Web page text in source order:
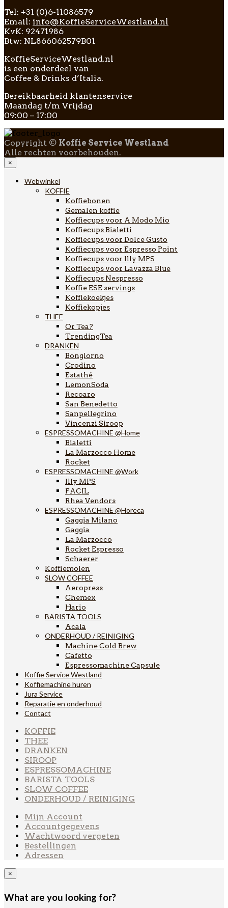
Tel: +31 (0)6-11086579
Email: info@KoffieServiceWestland.nl
KvK: 92471986
Btw: NL866062579B01
KoffieServiceWestland.nl
is een onderdeel van
Coffee & Drinks d’Italia.
Bereikbaarheid klantenservice
Maandag t/m Vrijdag
09:00 – 17:00
Copyright © Koffie Service Westland
Alle rechten voorbehouden.
×
Webwinkel
KOFFIE
Koffiebonen
Gemalen koffie
Koffiecups voor A Modo Mio
Koffiecups Bialetti
Koffiecups voor Dolce Gusto
Koffiecups voor Espresso Point
Koffiecups voor Illy MPS
Koffiecups voor Lavazza Blue
Koffiecups Nespresso
Koffie ESE servings
Koffiekoekjes
Koffiekopjes
THEE
Or Tea?
TrendingTea
DRANKEN
Bongiorno
Crodino
Estathé
LemonSoda
Recoaro
San Benedetto
Sanpellegrino
Vincenzi Siroop
ESPRESSOMACHINE @Home
Bialetti
La Marzocco Home
Rocket
ESPRESSOMACHINE @Work
Illy MPS
FACIL
Rhea Vendors
ESPRESSOMACHINE @Horeca
Gaggia Milano
Gaggia
La Marzocco
Rocket Espresso
Schaerer
Koffiemolen
SLOW COFFEE
Aeropress
Chemex
Hario
BARISTA TOOLS
Acaia
ONDERHOUD / REINIGING
Machine Cold Brew
Cafetto
Espressomachine Capsule
Koffie Service Westland
Koffiemachine huren
Jura Service
Reparatie en onderhoud
Contact
KOFFIE
THEE
DRANKEN
SIROOP
ESPRESSOMACHINE
BARISTA TOOLS
SLOW COFFEE
ONDERHOUD / REINIGING
Mijn Account
Accountgegevens
Wachtwoord vergeten
Bestellingen
Adressen
×
What are you looking for?